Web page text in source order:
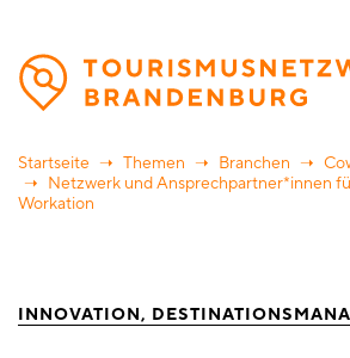
Direkt
zum
Inhalt
Startseite Themen Branchen
Netzwerk und Ansprechpartner*innen
Workation
INNOVATION